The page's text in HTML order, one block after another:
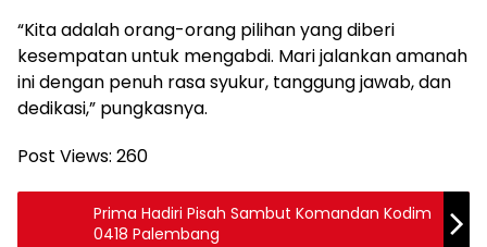
“Kita adalah orang-orang pilihan yang diberi
kesempatan untuk mengabdi. Mari jalankan amanah
ini dengan penuh rasa syukur, tanggung jawab, dan
dedikasi,” pungkasnya.
Post Views: 260
Prima Hadiri Pisah Sambut Komandan Kodim
0418 Palembang